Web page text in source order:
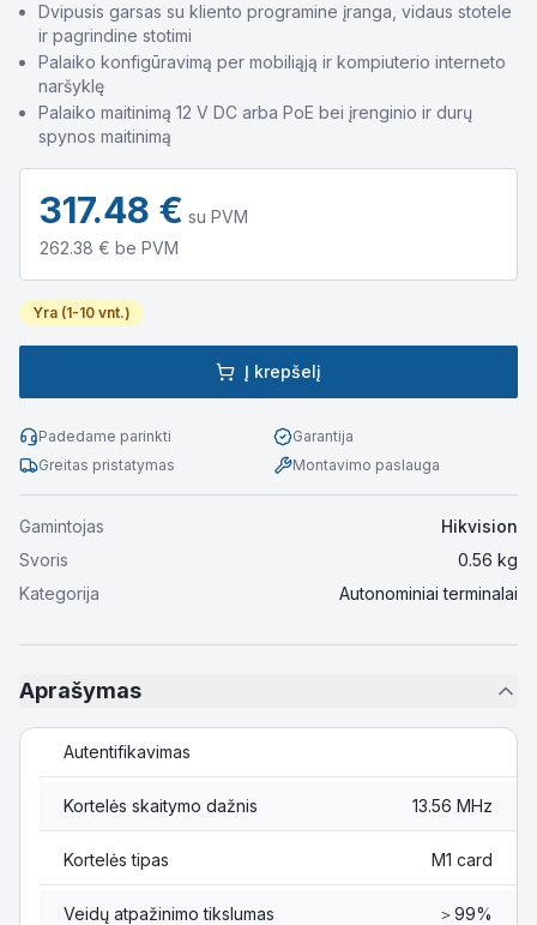
Dvipusis garsas su kliento programine įranga, vidaus stotele
ir pagrindine stotimi
Palaiko konfigūravimą per mobiliąją ir kompiuterio interneto
naršyklę
Palaiko maitinimą 12 V DC arba PoE bei įrenginio ir durų
spynos maitinimą
317.48 € su PVM
262.38 € be PVM
Yra (1-10 vnt.)
Į krepšelį
Padedame parinkti
Garantija
Greitas pristatymas
Montavimo paslauga
Gamintojas
Hikvision
Svoris
0.56 kg
Kategorija
Autonominiai terminalai
Aprašymas
Autentifikavimas
Kortelės skaitymo dažnis 13.56 MHz
Kortelės tipas M1 card
Veidų atpažinimo tikslumas ＞99%